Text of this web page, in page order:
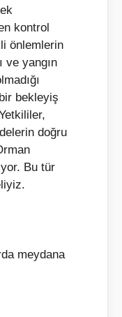
kontrol
önlemlerin
ve yangın
bekleyiş
doğru
Bu tür
meydana